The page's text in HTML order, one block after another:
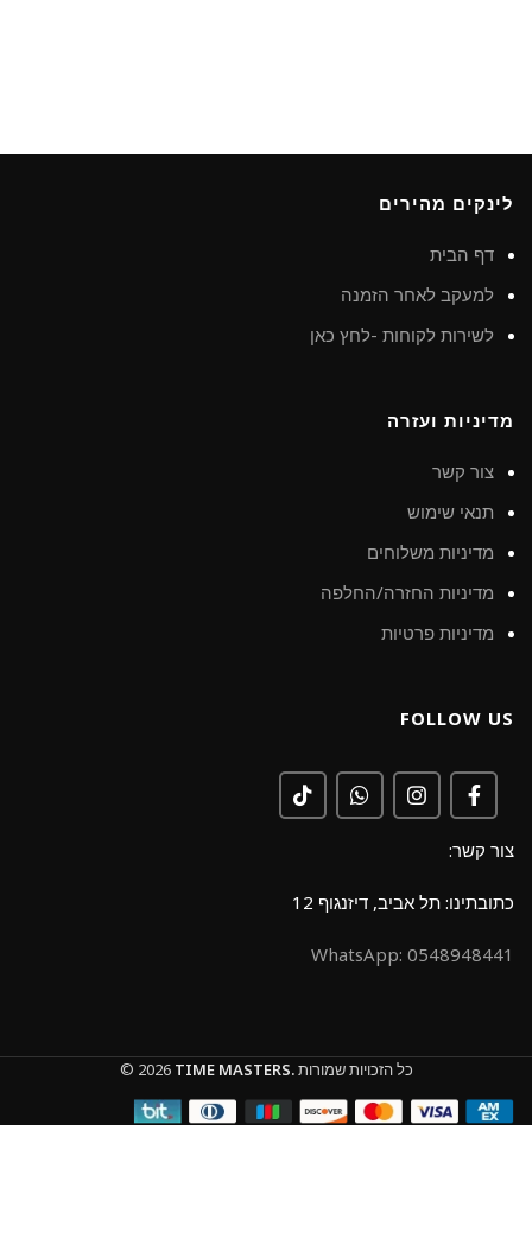
לינקים מהירים
דף הבית
למעקב לאחר הזמנה
לשירות לקוחות -לחץ כאן
מדיניות ועזרה
צור קשר
תנאי שימוש
מדיניות משלוחים
מדיניות החזרה/החלפה
מדיניות פרטיות
FOLLOW US
צור קשר:
כתובתינו: תל אביב, דיזנגוף 12
0548948441 :WhatsApp
© 2026 TIME MASTERS.כל הזכויות שמורות